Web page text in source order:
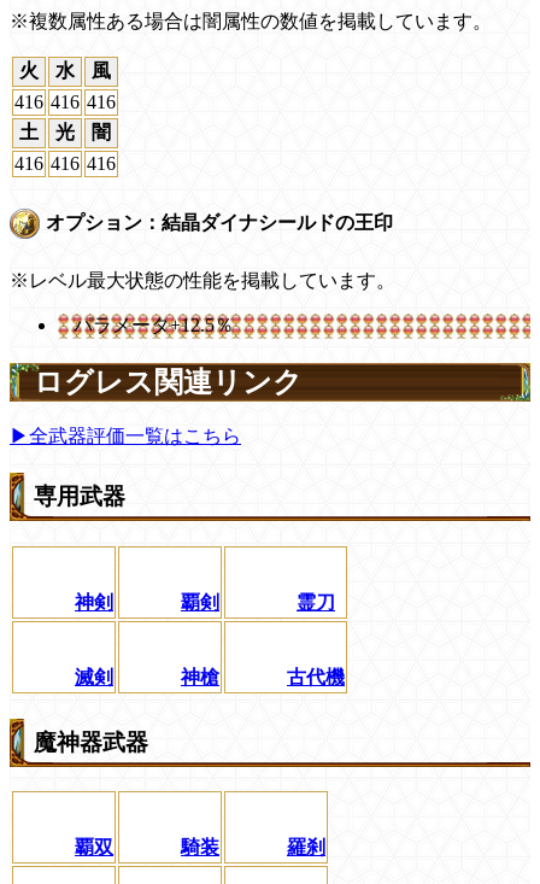
※複数属性ある場合は闇属性の数値を掲載しています。
火 水
風
416 416 416
土
光
闇
416 416 416
オプション：結晶ダイナシールドの王印
※レベル最大状態の性能を掲載しています。
パラメータ+12.5％
ログレス関連リンク
▶全武器評価一覧はこちら
専用武器
神剣 覇剣 霊刀
滅剣 神槍 古代機
魔神器武器
覇双 騎装 羅刹